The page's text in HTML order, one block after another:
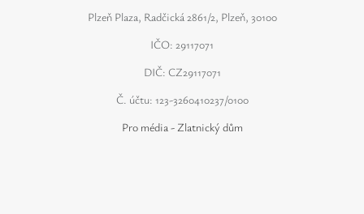
Plzeň Plaza, Radčická 2861/2, Plzeň, 30100
IČO: 29117071
DIČ: CZ29117071
Č. účtu: 123-3260410237/0100
Pro média - Zlatnický dům